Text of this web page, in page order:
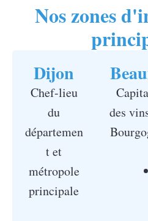
Nos zones
Dijon
Chef-lieu
du
départemen
t et
métropole
principale
des